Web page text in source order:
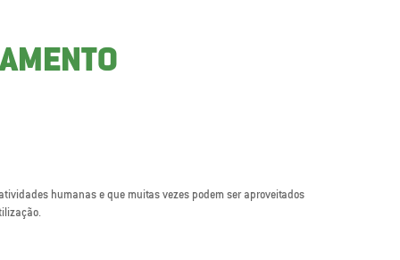
humanas e que muitas vezes podem ser aproveitados